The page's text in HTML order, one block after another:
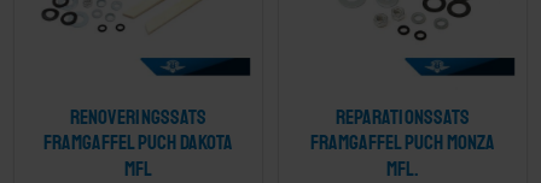
Renoveringssats
framgaffel Puch Dakota
mfl
Reparationssats
framgaffel Puch Monza
mfl.